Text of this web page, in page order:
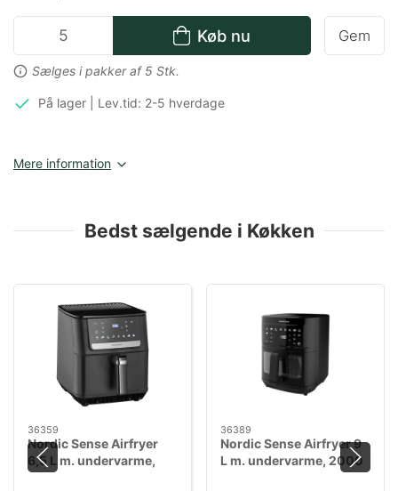
Køb nu
Sælges i pakker af 5 Stk.
Gem
På lager | Lev.tid: 2-5 hverdage
Mere information
Bedst sælgende i Køkken
36359
Nordic Sense Airfryer
6,5 L m. undervarme,
1800 watt i sort
36389
Nordic Sense Airfryer 9
L m. undervarme, 2000